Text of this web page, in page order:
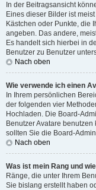
In der Beitragsansicht
Eines dieser Bilder ist
Kästchen oder Punkte, die
angeben. Das andere,
Es handelt sich hierbei in
Benutzer zu Benutzer
Nach oben
Wie verwende ich einen
In Ihrem persönlichen
der folgenden vier
Hochladen. Die Board-
Benutzer Avatare
sollten Sie die Board-
Nach oben
Was ist mein Rang und
Ränge, die unter Ihrem
Sie bislang erstellt haben